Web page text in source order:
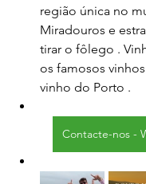
região única no
Miradouros e
tirar o fôlego .
os famosos
vinho do Porto .
Contacte-nos -